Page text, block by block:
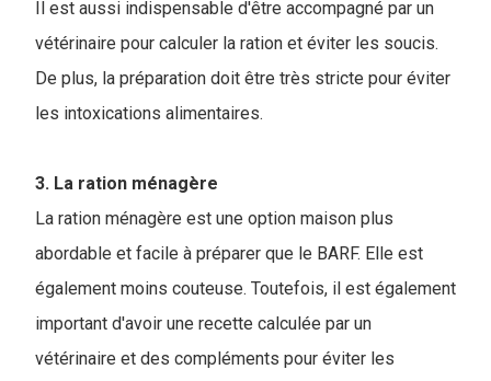
Il est aussi indispensable d'être accompagné par un
vétérinaire pour calculer la ration et éviter les soucis.
De plus, la préparation doit être très stricte pour éviter
les intoxications alimentaires.
3. La ration ménagère
La ration ménagère est une option maison plus
abordable et facile à préparer que le BARF. Elle est
également moins couteuse. Toutefois, il est également
important d'avoir une recette calculée par un
vétérinaire et des compléments pour éviter les